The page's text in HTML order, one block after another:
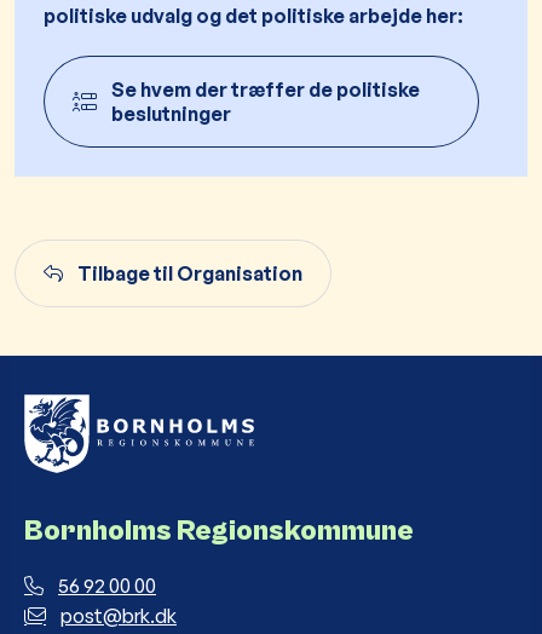
politiske udvalg og det politiske arbejde her:
Se hvem der træffer de politiske
beslutninger
Tilbage til Organisation
Bornholms Regionskommune
56 92 00 00
post@brk.dk